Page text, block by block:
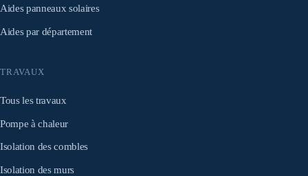
Aides panneaux solaires
Aides par département
TRAVAUX
Tous les travaux
Pompe à chaleur
Isolation des combles
Isolation des murs